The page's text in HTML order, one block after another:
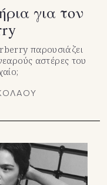
για τον
παρουσιάζει
αστέρες του